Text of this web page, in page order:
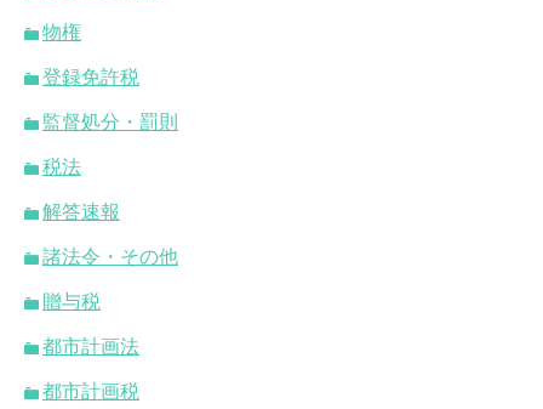
物権
登録免許税
監督処分・罰則
税法
解答速報
諸法令・その他
贈与税
都市計画法
都市計画税